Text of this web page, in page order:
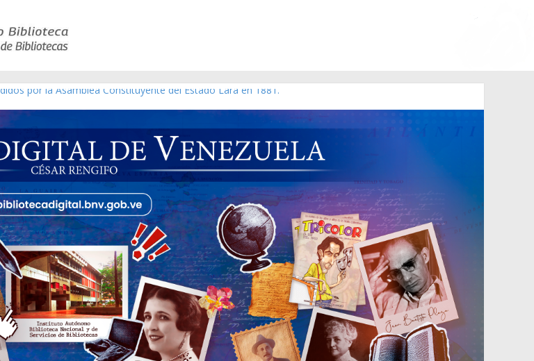
por la Asamblea Constituyente del Estado Lara en 1881.
año CXXXIII Mes V, Caracas 09 de marzo de 2006 N° 38.394
Bor